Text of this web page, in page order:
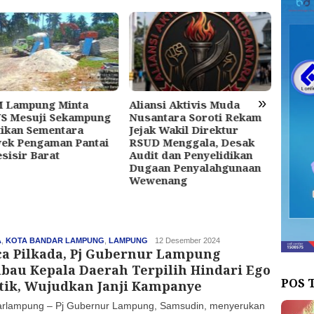
»
Lampung Minta
Mesuji Sekampung
Sementara
Pengaman Pantai
Barat
Aliansi Aktivis Muda
Nusantara Soroti Rekam
Jejak Wakil Direktur
RSUD Menggala, Desak
Audit dan Penyelidikan
Dugaan Penyalahgunaan
Wewenang
, KOTA BANDAR LAMPUNG, LAMPUNG haluan
12 Desember 2024
Pilkada, Pj Gubernur Lampung
Kepala Daerah Terpilih Hindari Ego
Wujudkan Janji Kampanye
– Pj Gubernur Lampung, Samsudin, menyerukan
POS